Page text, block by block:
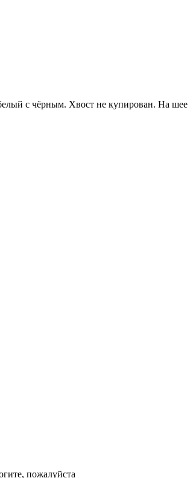
с чёрным. Хвост не купирован. На шее
пожалуйста